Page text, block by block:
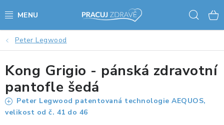
na
AKCE - SLEVY - VÝPRODEJ
STOLY A ŽIDLE
VÝŠKOVĚ NASTAVITELNÉ STOLY
Peter Legwood
Kong Grigio - pánská zdravotní
pantofle šedá
Peter Legwood patentovaná technologie AEQUOS,
velikost od č. 41 do 46